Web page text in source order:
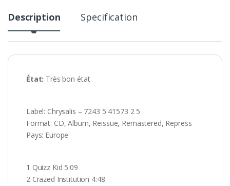
Description Specification
État: Trèsbon état
Label: Chrysalis – 7243 5 41573 2 5
Format: CD, Album, Reissue, Remastered, Repress
Pays: Europe
1 Quizz Kid 5:09
2 Crazed Institution 4:48